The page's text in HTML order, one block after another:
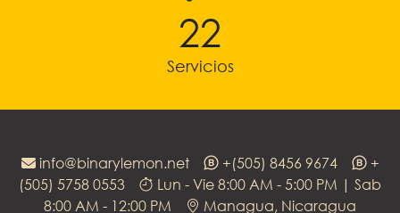
23
Servicios
info@binarylemon.net +(505) 8456 9674
+
(505) 5758 0553
Lun - Vie 8:00 AM - 5:00 PM | Sab
8:00 AM - 12:00 PM
Managua, Nicaragua